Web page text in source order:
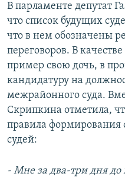
В парламенте депутат
что список будущих
что в нем обозначены
переговоров. В
пример свою дочь, в
кандидатуру на
межрайонного суда.
Скрипкина отметила,
правила формирования
судей:
- Мнеза два-три дня до